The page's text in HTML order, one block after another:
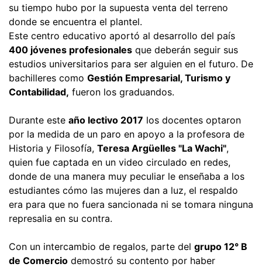
su tiempo hubo por la supuesta venta del terreno
donde se encuentra el plantel.
Este centro educativo aportó al desarrollo del país
400 jóvenes profesionales que deberán seguir sus
estudios universitarios para ser alguien en el futuro. De
bachilleres como Gestión Empresarial, Turismo y
Contabilidad, fueron los graduandos.
Durante este año lectivo 2017 los docentes optaron
por la medida de un paro en apoyo a la profesora de
Historia y Filosofía, Teresa Argüelles "La Wachi",
quien fue captada en un video circulado en redes,
donde de una manera muy peculiar le enseñaba a los
estudiantes cómo las mujeres dan a luz, el respaldo
era para que no fuera sancionada ni se tomara ninguna
represalia en su contra.
Con un intercambio de regalos, parte del grupo 12° B
de Comercio demostró su contento por haber